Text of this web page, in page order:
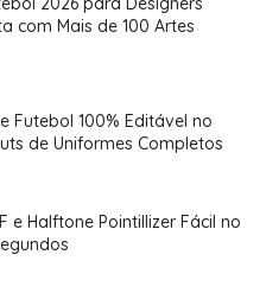
com Mais de 100 Artes
Futebol 100% Editável no
de Uniformes Completos
e Halftone Pointillizer Fácil no